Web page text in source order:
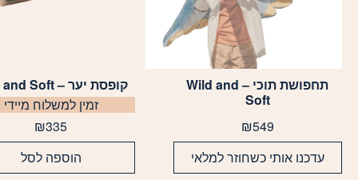
תחפושת תוכי – Wild and
Soft
₪549
עדכנו אותי כשחוזר למלאי
קופסת יער – Wild and Soft
זמין למשלוח מיידי
₪335
הוספה לסל